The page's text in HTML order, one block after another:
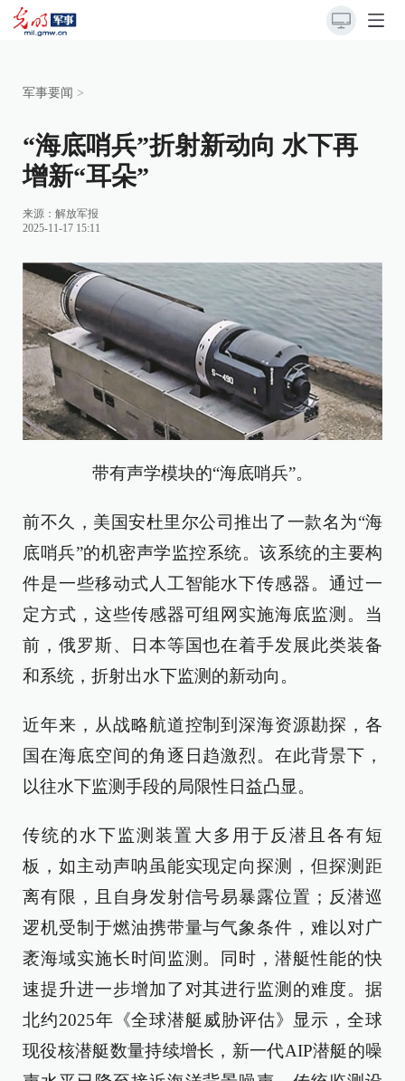
军事要闻 >
“海底哨兵”折射新动向 水下再
增新“耳朵”
来源： 解放军报
2025-11-17 15:11
带有声学模块的“海底哨兵”。
前不久，美国安杜里尔公司推出了一款名为“海
底哨兵”的机密声学监控系统。该系统的主要构
件是一些移动式人工智能水下传感器。通过一
定方式，这些传感器可组网实施海底监测。当
前，俄罗斯、日本等国也在着手发展此类装备
和系统，折射出水下监测的新动向。
近年来，从战略航道控制到深海资源勘探，各
国在海底空间的角逐日趋激烈。在此背景下，
以往水下监测手段的局限性日益凸显。
传统的水下监测装置大多用于反潜且各有短
板，如主动声呐虽能实现定向探测，但探测距
离有限，且自身发射信号易暴露位置；反潜巡
逻机受制于燃油携带量与气象条件，难以对广
袤海域实施长时间监测。同时，潜艇性能的快
速提升进一步增加了对其进行监测的难度。据
北约2025年《全球潜艇威胁评估》显示，全球
现役核潜艇数量持续增长，新一代AIP潜艇的噪